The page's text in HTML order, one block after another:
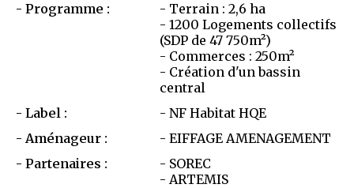
Programme :
- Terrain : 2,6 ha
- 1200 Logements collectifs
(SDP de 47 750m²)
- Commerces : 250m²
- Création d'un bassin
central
Label :
- NF Habitat HQE
Aménageur :
- EIFFAGE AMENAGEMENT
Partenaires :
- SOREC
- ARTEMIS